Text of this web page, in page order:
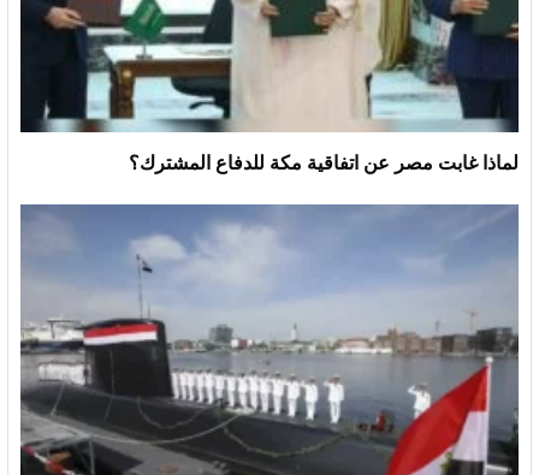
لماذا غابت مصر عن اتفاقية مكة للدفاع المشترك؟